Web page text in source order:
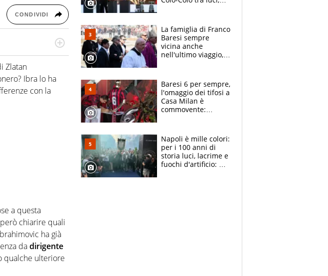
CONDIVIDI
è con la
di HaBaWaBa, il
Zlatan
Ibra lo ha
con la
a questa
però chiarire quali
ha già
dadirigente
qualche ulteriore
La famiglia di Franco
Baresi sempre
vicina anche
nell'ultimo viaggio,
circondati
dall'affetto dei tifosi
Baresi 6 per sempre,
l'omaggio dei tifosi a
Casa Milan è
commovente:
bigliettini
Napoli è mille colori:
per i 100 anni di
storia luci, lacrime e
fuochi d'artificio: De